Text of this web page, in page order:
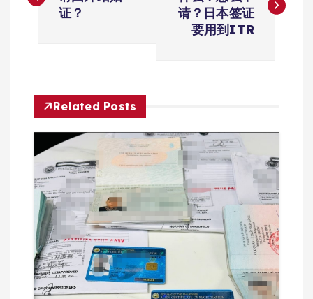
证？
请？日本签证
要用到ITR
Related Posts